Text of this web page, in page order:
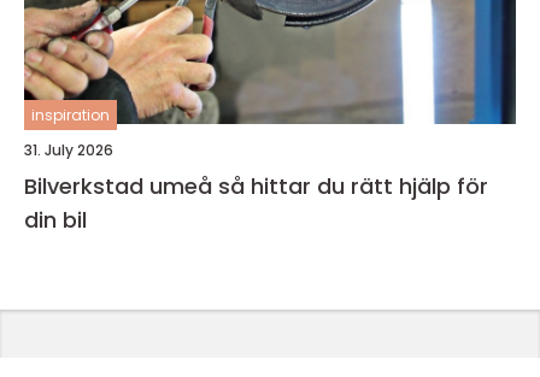
inspiration
31. July 2026
Bilverkstad umeå så hittar du rätt hjälp för
din bil